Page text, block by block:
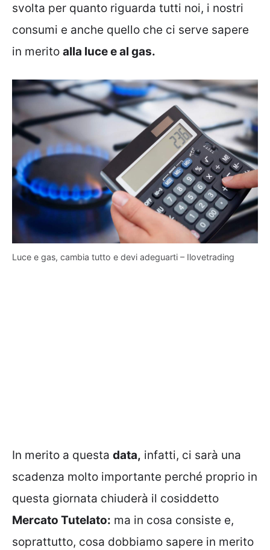
svolta per quanto riguarda tutti noi, i nostri
consumi e anche quello che ci serve sapere
in merito alla luce e al gas.
Luce e gas, cambia tutto e devi adeguarti – Ilovetrading
In merito a questa data, infatti, ci sarà una
scadenza molto importante perché proprio in
questa giornata chiuderà il cosiddetto
Mercato Tutelato: ma in cosa consiste e,
soprattutto, cosa dobbiamo sapere in merito